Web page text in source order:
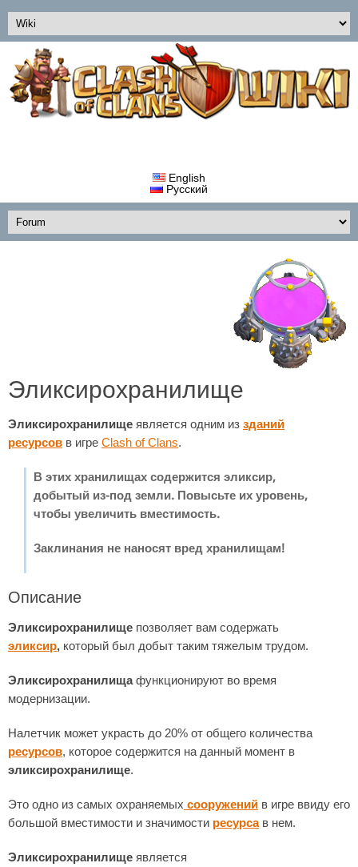
English
Русский
Эликсирохранилище
Эликсирохранилище является одним из зданий
ресурсов в игре Clash of Clans.
В этих хранилищах содержится эликсир,
добытый из-под земли. Повысьте их уровень,
чтобы увеличить вместимость.
Заклинания не наносят вред хранилищам!
Описание
Эликсирохранилище позволяет вам содержать
эликсир, который был добыт таким тяжелым трудом.
Эликсирохранилищафункционируют во время
модернизации.
Налетчик может украсть до 20% от общего количества
ресурсов, которое содержится на данный момент в
эликсирохранилище.
Это одно из самых охраняемых сооружений в игре ввиду его
большой вместимости и значимости ресурсав нем.
Эликсирохранилище является